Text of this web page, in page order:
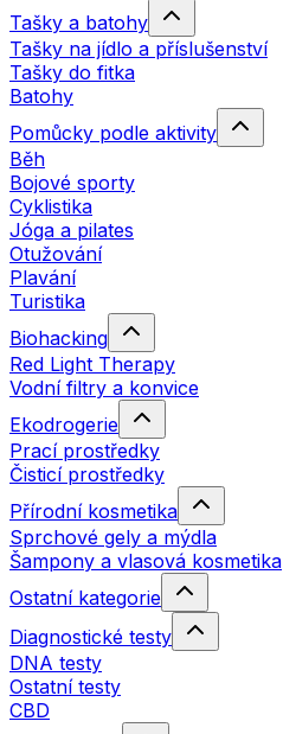
Tašky a batohy
Tašky na jídlo a příslušenství
Tašky do fitka
Batohy
Pomůcky podle aktivity
Běh
Bojové sporty
Cyklistika
Jóga a pilates
Otužování
Plavání
Turistika
Biohacking
Red Light Therapy
Vodní filtry a konvice
Ekodrogerie
Prací prostředky
Čisticí prostředky
Přírodní kosmetika
Sprchové gely a mýdla
Šampony a vlasová kosmetika
Ostatní kategorie
Diagnostické testy
DNA testy
Ostatní testy
CBD